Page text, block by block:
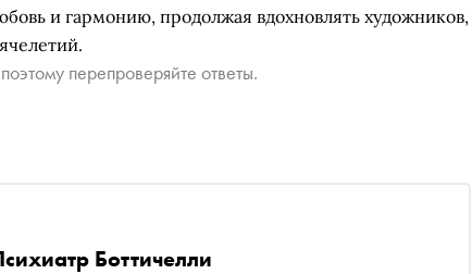
и гармонию, продолжая вдохновлять художников,
перепроверяйте ответы.
Боттичелли